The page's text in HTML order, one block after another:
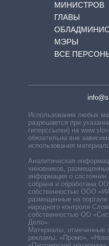
МИНИСТРОВ
ГЛАВЫ
МЭРЫ
ВСЕ
Использование любых
разрешается при
гиперссылки) на
обязательна вне
использования
Аналитическая
чиновников,
информация о состоянии
собрана и обработана
собственностью ООО
размещенные на
народного контроля
собственностью ОО
Дело».
Материалы, отмеченные
рекламы: «Промо»,